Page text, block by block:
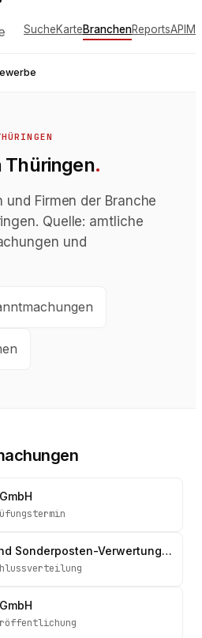
SucheKarteBranchenReportsAPI
Thüringen.
und Firmen der Branche
Quelle: amtliche
und
ISV Insolvenzwaren und Sonderposten-Verwertungsgesellschaft Thüringen mbH